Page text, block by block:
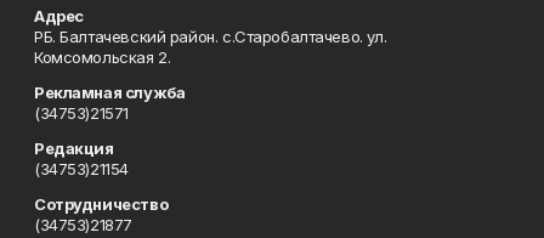
Адрес
РБ. Балтачевский район. с.Старобалтачево. ул.
Комсомольская 2.
Рекламная служба
(34753)21571
Редакция
(34753)21154
Сотрудничество
(34753)21877